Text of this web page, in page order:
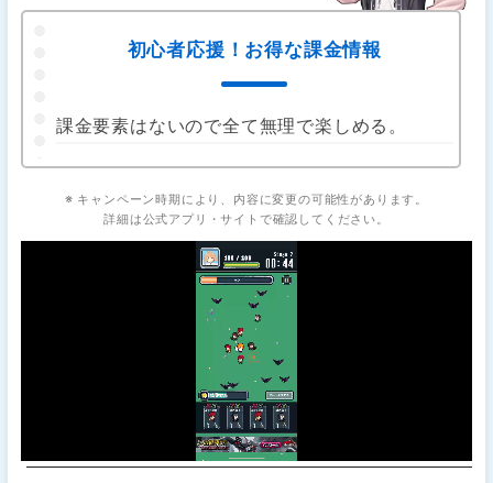
初心者応援！お得な課金情報
課金要素はないので全て無理で楽しめる。
※ キャンペーン時期により、内容に変更の可能性があります。
詳細は公式アプリ・サイトで確認してください。